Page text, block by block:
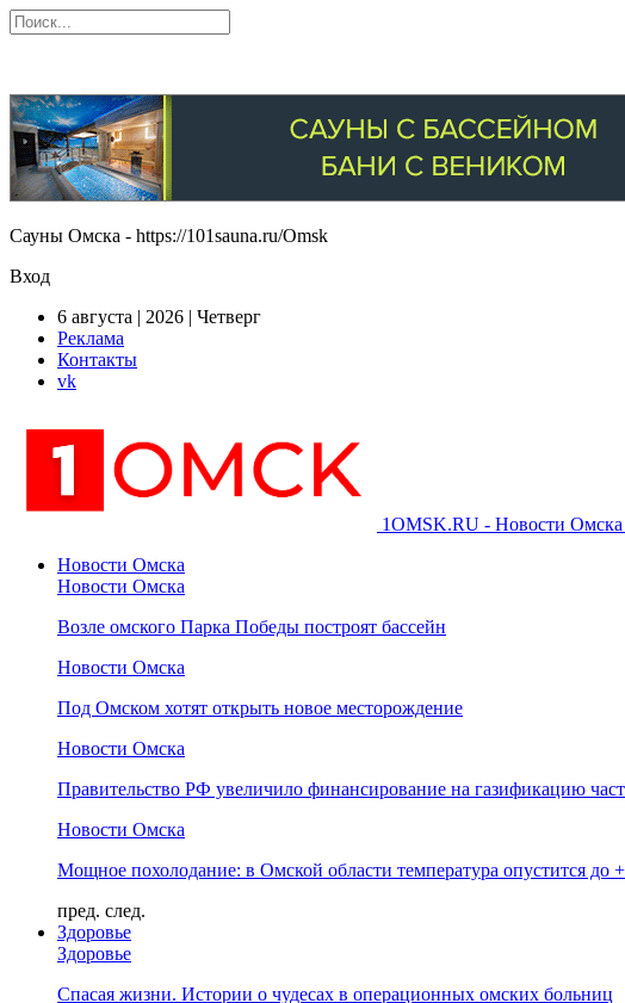
Сауны Омска - https://101sauna.ru/Omsk
Вход
6 августа | 2026 | Четверг
Реклама
Контакты
vk
1OMSK.RU - Новости Омска
Новости Омска
Новости Омска
Возле омского Парка Победы построят бассейн
Новости Омска
Под Омском хотят открыть новое месторождение
Новости Омска
Правительство РФ увеличило финансирование на газификацию
Новости Омска
Мощное похолодание: в Омской области температура опустится до
пред. след.
Здоровье
Здоровье
Спасая жизни. Истории о чудесах в операционных омских больниц